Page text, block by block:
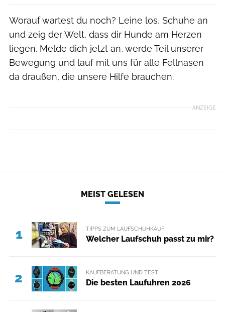
Worauf wartest du noch? Leine los, Schuhe an
und zeig der Welt, dass dir Hunde am Herzen
liegen. Melde dich jetzt an, werde Teil unserer
Bewegung und lauf mit uns für alle Fellnasen
da draußen, die unsere Hilfe brauchen.
ANZEIGE
MEIST GELESEN
1 TIPPS ZUM LAUFSCHUHKAUF
Welcher Laufschuh passt zu mir?
2 KAUFBERATUNG UND TEST
Die besten Laufuhren 2026